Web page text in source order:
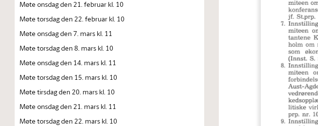
Møte onsdag den 21. februar kl. 10
Møte torsdag den 22. februar kl. 10
Møte onsdag den 7. mars kl. 11
Møte torsdag den 8. mars kl. 10
Møte onsdag den 14. mars kl. 11
Møte torsdag den 15. mars kl. 10
Møte tirsdag den 20. mars kl. 10
Møte onsdag den 21. mars kl. 11
Møte torsdag den 22. mars kl. 10